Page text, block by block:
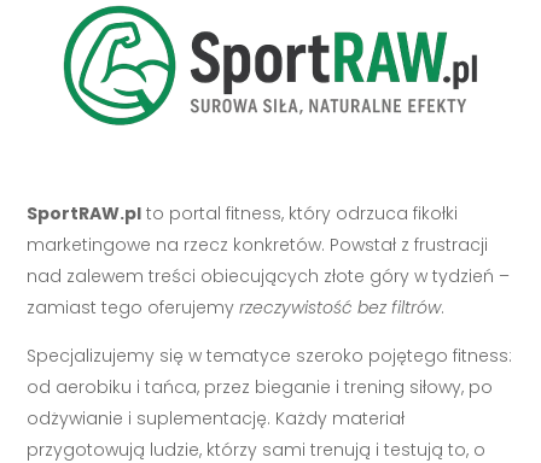
SportRAW.pl to portal fitness, który odrzuca fikołki
marketingowe na rzecz konkretów. Powstał z frustracji
nad zalewem treści obiecujących złote góry w tydzień –
zamiast tego oferujemyrzeczywistość bez filtrów.
Specjalizujemy się w tematyce szeroko pojętego fitness:
od aerobiku i tańca, przez bieganie i trening siłowy, po
odżywianie i suplementację. Każdy materiał
przygotowują ludzie, którzy sami trenują i testują to, o